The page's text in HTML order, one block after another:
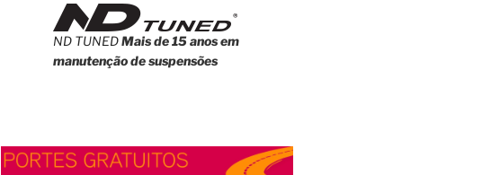
ND TUNEDMais de 15 anos em
manutenção de suspensões